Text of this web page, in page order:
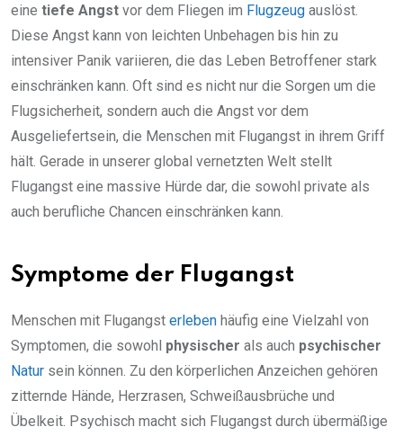
eine tiefe Angst vor dem Fliegen im Flugzeug auslöst.
Diese Angst kann von leichten Unbehagen bis hin zu
intensiver Panik variieren, die das Leben Betroffener stark
einschränken kann. Oft sind es nicht nur die Sorgen um die
Flugsicherheit, sondern auch die Angst vor dem
Ausgeliefertsein, die Menschen mit Flugangst in ihrem Griff
hält. Gerade in unserer global vernetzten Welt stellt
Flugangst eine massive Hürde dar, die sowohl private als
auch berufliche Chancen einschränken kann.
Symptome der Flugangst
Menschen mit Flugangst erleben häufig eine Vielzahl von
Symptomen, die sowohl physischer als auch psychischer
Natur sein können. Zu den körperlichen Anzeichen gehören
zitternde Hände, Herzrasen, Schweißausbrüche und
Übelkeit. Psychisch macht sich Flugangst durch übermäßige